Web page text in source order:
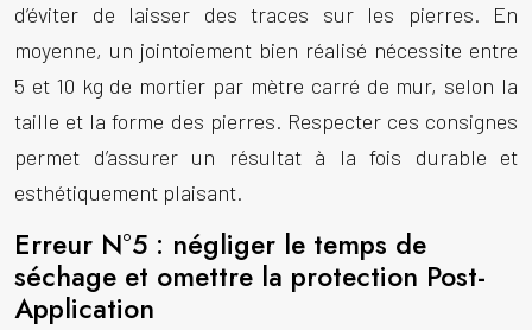
d’éviter de laisser des traces sur les pierres. En
moyenne, un jointoiement bien réalisé nécessite entre
5 et 10 kg de mortier par mètre carré de mur, selon la
taille et la forme des pierres. Respecter ces consignes
permet d’assurer un résultat à la fois durable et
esthétiquement plaisant.
Erreur N°5 : négliger le temps de
séchage et omettre la protection Post-
Application